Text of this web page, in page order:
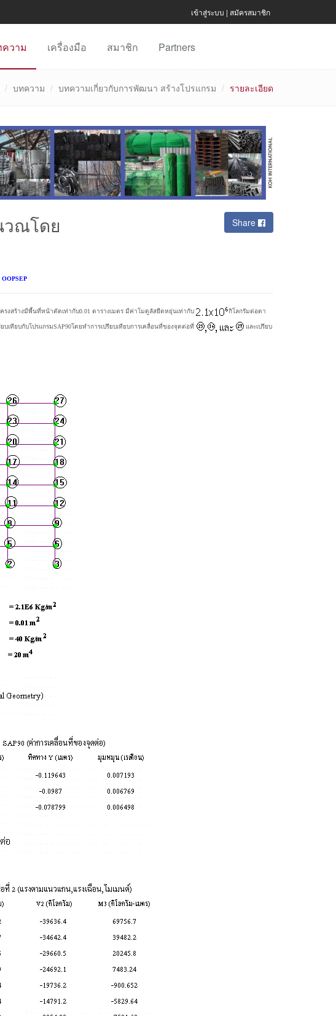
เข้าสู่ระบบ | สมัครสมาชิก
วาม เครื่องมือ สมาชิก Partners
บทความ บทความเกี่ยวกับการพัฒนา สร้างโปรแกรม รายละเอียด
วณโดย
Share
รงสร้างมีพื้นที่หน้าตัดเท่ากับ0.01 ตารางเมตร มีค่าโมดูลัสยืดหยุ่นเท่ากับ กิโลกรัมต่อตา
บเทียบกับโปรแกรมSAP90โดยทำการเปรียบเทียบการเคลื่อนที่ของจุดต่อที่ และเปรียบ